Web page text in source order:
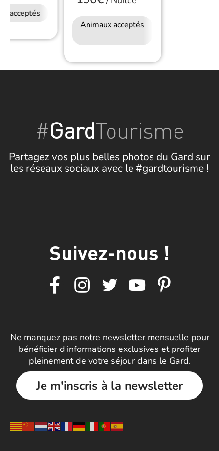
acceptés
Animaux acceptés
#GardTourisme
Partagez vos plus belles photos du Gard sur
les réseaux sociaux avec le #gardtourisme !
Suivez-nous !
Ne manquez pas notre newsletter mensuelle pour
bénéficier d’informations exclusives et profiter
pleinement de votre séjour dans le Gard.
Je m'inscris à la newsletter